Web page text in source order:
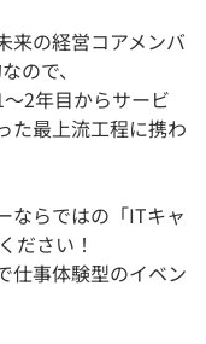
来の経営コアメンバ
ので、
2年目からサービ
た最上流工程に携わ
ならではの「ITキャ
ださい！
仕事体験型のイベン